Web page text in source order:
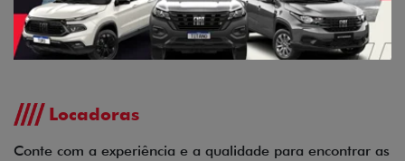
Locadoras
Conte com a experiência e a qualidade para encontrar as